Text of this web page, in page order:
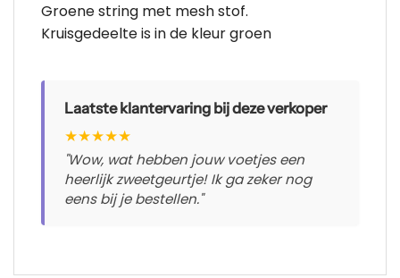
Groene string met mesh stof.
Kruisgedeelte is in de kleur groen
Laatste klantervaring bij deze verkoper
★★★★★
"Wow, wat hebben jouw voetjes een
heerlijk zweetgeurtje! Ik ga zeker nog
eens bij je bestellen."